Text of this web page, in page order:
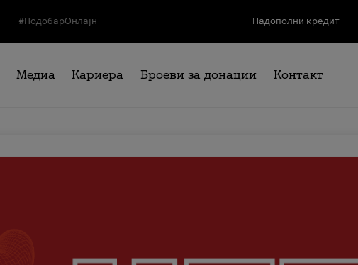
#ПодобарОнлајн Надополни кредит
Медиа Кариера Броеви за донации Контакт